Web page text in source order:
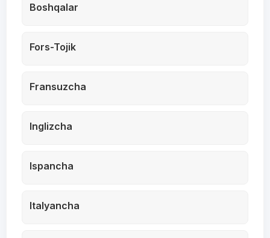
Boshqalar
Fors-Tojik
Fransuzcha
Inglizcha
Ispancha
Italyancha